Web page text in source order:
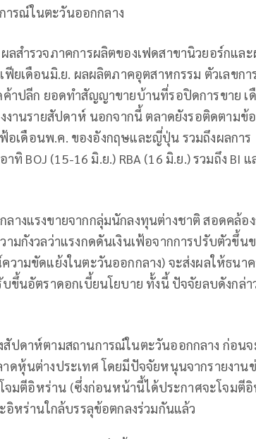
ารณ์ในตะวันออกกลาง
สำรวจภาคการผลิตของเฟดสาขานิวยอร์กและ
ยเดือนมิ.ย. ผลผลิตภาคอุตสาหกรรม ตัวเลขกา
ค้าปลีก ยอดทำสัญญาขายบ้านที่รอปิดการขาย เ
งานรายสัปดาห์ นอกจากนี้ ตลาดยังรอติดตามข้
อเดือนพ.ค. ของอังกฤษและญี่ปุ่น รวมถึงผลการ
BOJ (15-16 มิ.ย.) RBA (16 มิ.ย.) รวมถึง BI แ
างแรงขายจากกลุ่มนักลงทุนต่างชาติ สอดคล้อ
มกังวลว่าแรงกดดันเงินเฟ้อจากการปรับตัวขึ้น
ามขัดแย้งในตะวันออกกลาง) จะส่งผลให้ธนาค
ขึ้นอัตราดอกเบี้ยนโยบาย ทั้งนี้ ปัจจัยลบดังกล่า
ปดาห์ตามสถานการณ์ในตะวันออกกลาง ก่อน
ดหุ้นต่างประเทศ โดยมีปัจจัยหนุนจากรายงาน
จมตีอิหร่าน (ซึ่งก่อนหน้านี้ได้ประกาศจะโจมตี
หร่านใกล้บรรลุข้อตกลงร่วมกันแล้ว